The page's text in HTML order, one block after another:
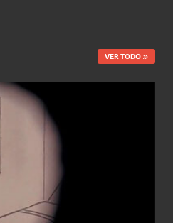
VER TODO